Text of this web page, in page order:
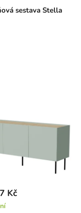
sestava Stella
Kč